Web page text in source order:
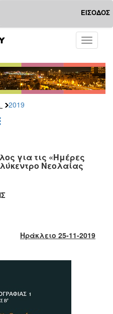
ΕΙΣΟΔΟΣ
Toggle
2019
για τις «Ημέρες
Νεολαίας
Ηράκλειο 25-11-2019